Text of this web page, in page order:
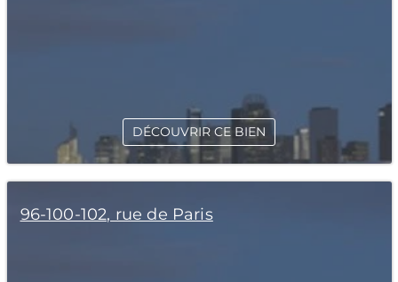
DÉCOUVRIR CE BIEN
96-100-102, rue de Paris